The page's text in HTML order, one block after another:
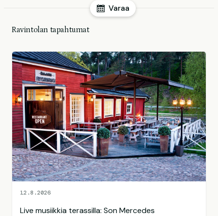
Varaa
Ravintolan tapahtumat
12.8.2026
Live musiikkia terassilla: Son Mercedes